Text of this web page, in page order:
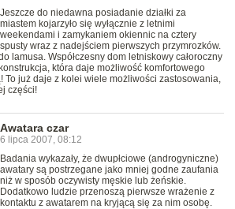
Jeszcze do niedawna posiadanie działki za
miastem kojarzyło się wyłącznie z letnimi
weekendami i zamykaniem okiennic na cztery
spusty wraz z nadejściem pierwszych przymrozków.
lamusa. Współczesny dom letniskowy całoroczny
która daje możliwość komfortowego
To już daje z kolei wiele możliwości zastosowania,
części!
Awatara czar
6 lipca 2007, 08:12
Badania wykazały, że dwupłciowe (androgyniczne)
awatary są postrzegane jako mniej godne zaufania
niż w sposób oczywisty męskie lub żeńskie.
Dodatkowo ludzie przenoszą pierwsze wrażenie z
kontaktu z awatarem na kryjącą się za nim osobę.